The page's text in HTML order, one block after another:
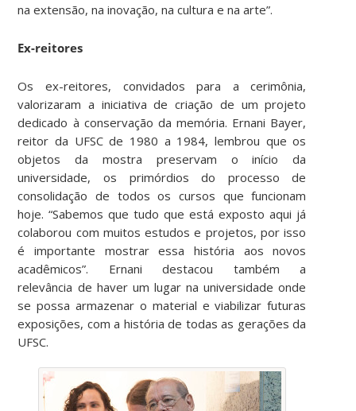
na extensão, na inovação, na cultura e na arte”.
Ex-reitores
Os ex-reitores, convidados para a cerimônia,
valorizaram a iniciativa de criação de um projeto
dedicado à conservação da memória. Ernani Bayer,
reitor da UFSC de 1980 a 1984, lembrou que os
objetos da mostra preservam o início da
universidade, os primórdios do processo de
consolidação de todos os cursos que funcionam
hoje. “Sabemos que tudo que está exposto aqui já
colaborou com muitos estudos e projetos, por isso
é importante mostrar essa história aos novos
acadêmicos”. Ernani destacou também a
relevância de haver um lugar na universidade onde
se possa armazenar o material e viabilizar futuras
exposições, com a história de todas as gerações da
UFSC.